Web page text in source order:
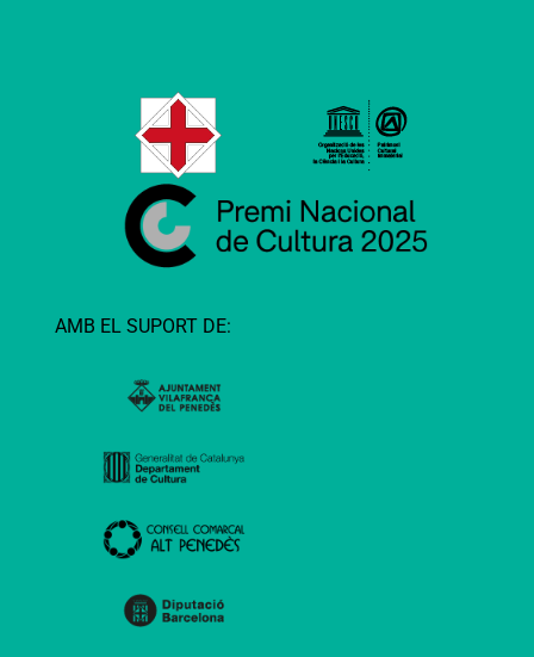
AMB EL SUPORT DE: